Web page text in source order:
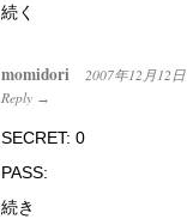
続く
momidori 2007年12月12日
Reply →
SECRET: 0
PASS:
続き